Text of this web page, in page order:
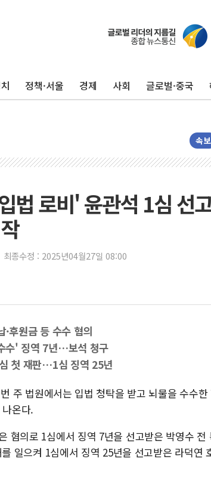
정책·서울 경제 사회 글로벌·중국
속보
법 로비' 윤관석 1심 선
최종수정 : 2025년04월27일 08:00
후원금 등 수수 혐의
수' 징역 7년…보석 청구
첫 재판…1심 징역 25년
주 법원에서는 입법 청탁을 받고 뇌물을 수수
온다.
혐의로 1심에서 징역 7년을 선고받은 박영수 전
일으켜 1심에서 징역 25년을 선고받은 라덕연